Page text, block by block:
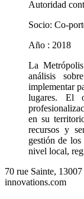
Autoridad
Socio: Co-
Año : 2018
La
análisis
implementar
lugares. El
en su
recursos y
gestión de
nivel local,
70 rue Sainte,
innovations.com